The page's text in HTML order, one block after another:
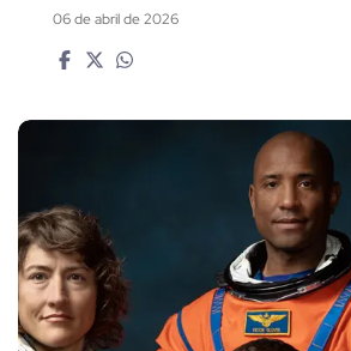
06 de abril de 2026